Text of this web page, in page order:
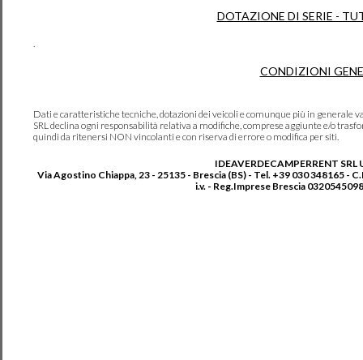
DOTAZIONE DI SERIE -
.
CONDIZIONI
Dati e caratteristiche tecniche, dotazioni dei veicoli e comunque più in generale
SRL declina ogni responsabilità relativa a modifiche, comprese aggiunte e/o
quindi da ritenersi NON vincolanti e con riserva di errore o modifica per siti.
IDEAVERDECAMPERRENT SRL
Via Agostino Chiappa, 23 - 25135 - Brescia (BS) - Tel. +39 030 348165 -
i.v. - Reg.Imprese Brescia